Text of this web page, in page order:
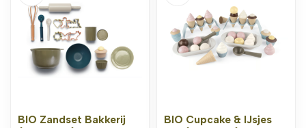
BIO Zandset Bakkerij
BIO Cupcake & IJsjes